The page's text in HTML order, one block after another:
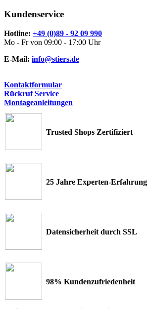
Kundenservice
Hotline: +49 (0)89 - 92 09 990
Mo - Fr von 09:00 - 17:00 Uhr
E-Mail: info@stiers.de
Kontaktformular
Rückruf Service
Montageanleitungen
Trusted Shops Zertifiziert
25 Jahre Experten-Erfahrung
Datensicherheit durch SSL
98% Kundenzufriedenheit